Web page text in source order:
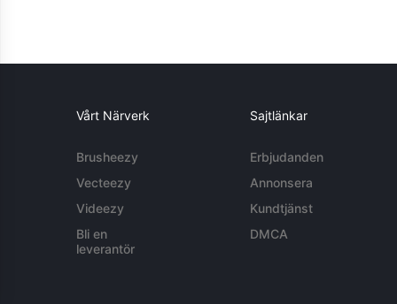
Vårt Närverk
Brusheezy
Vecteezy
Videezy
Bli en
leverantör
Sajtlänkar
Erbjudanden
Annonsera
Kundtjänst
DMCA